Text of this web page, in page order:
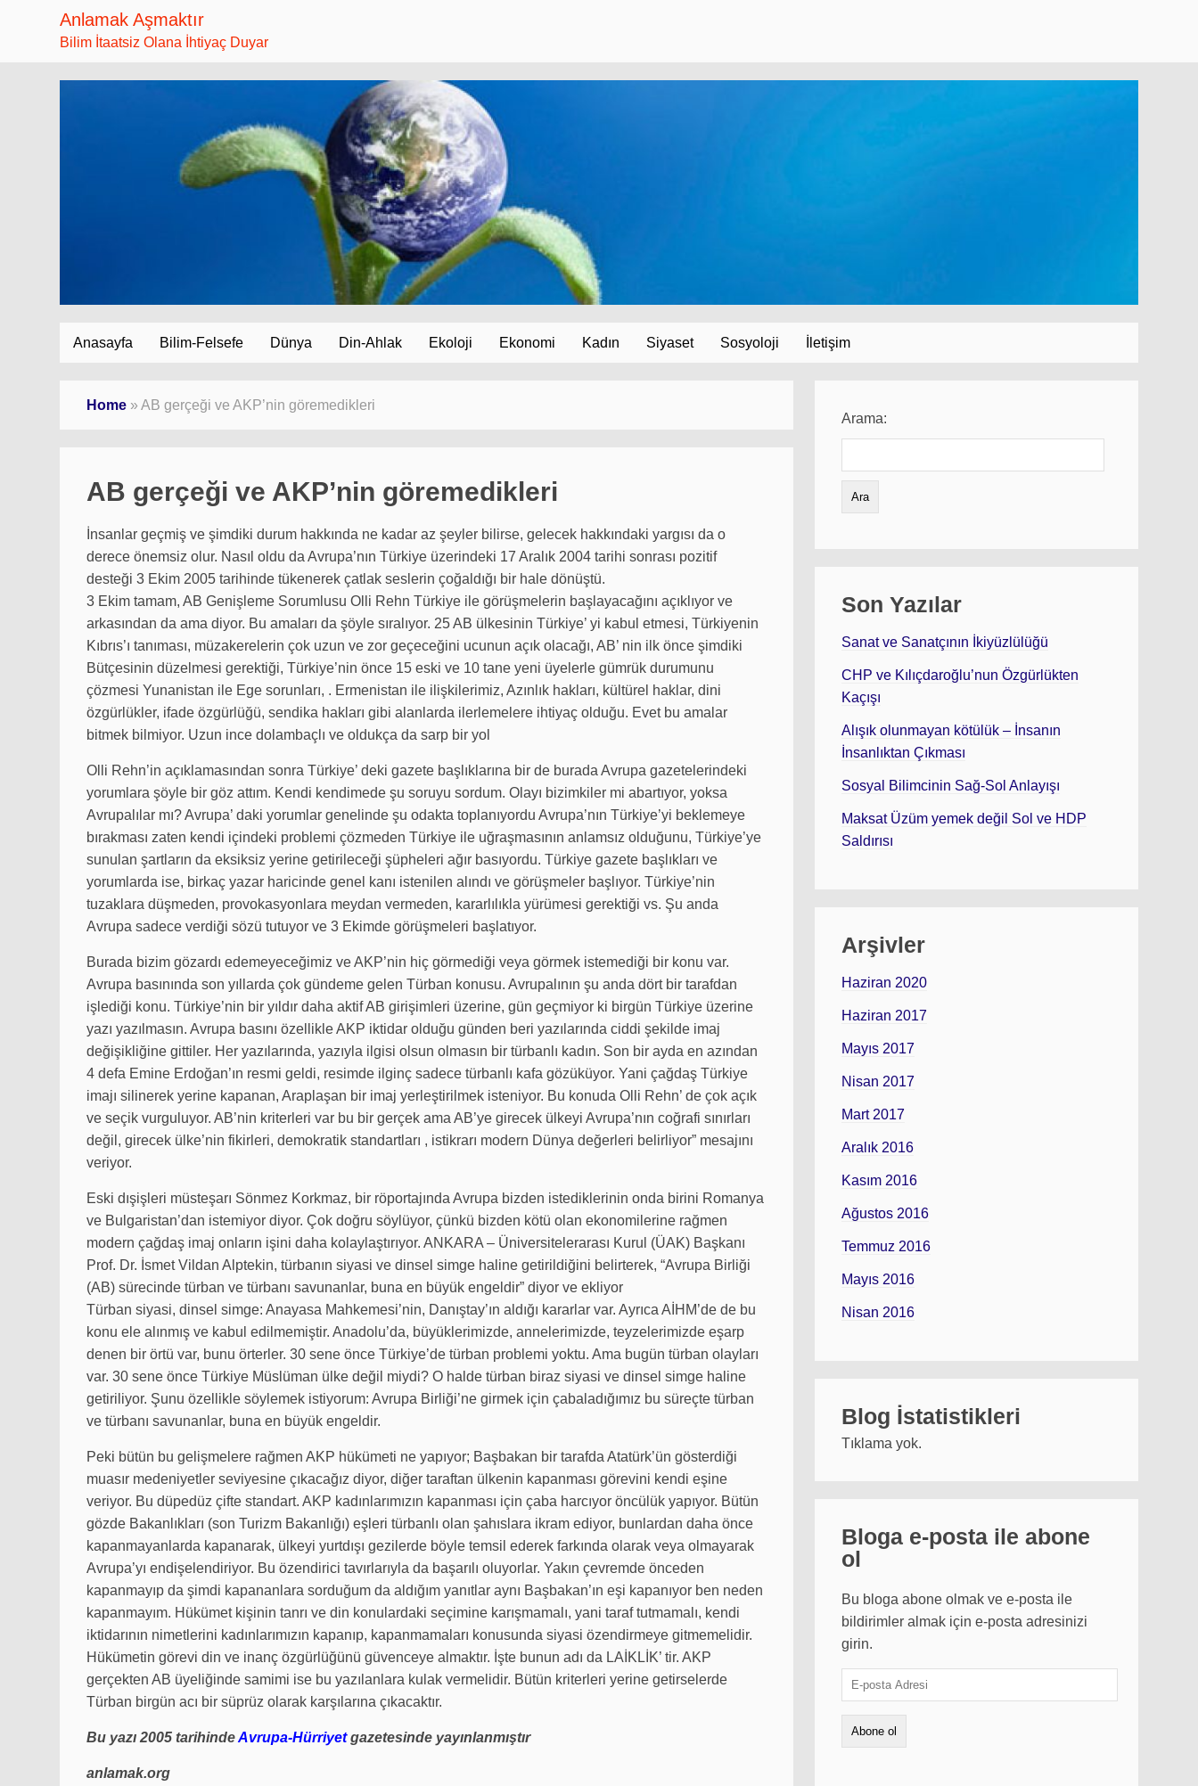
Anlamak Aşmaktır
Bilim İtaatsiz Olana İhtiyaç Duyar
Anasayfa Bilim-Felsefe Dünya Din-Ahlak Ekoloji Ekonomi Kadın Siyaset Sosyoloji İletişim
Home »AB gerçeği ve AKP’nin göremedikleri
AB gerçeği ve AKP’nin göremedikleri
İnsanlar geçmiş ve şimdiki durum hakkında ne kadar az şeyler bilirse, gelecek hakkındaki yargısı da o
derece önemsiz olur. Nasıl oldu da Avrupa’nın Türkiye üzerindeki 17 Aralık 2004 tarihi sonrası pozitif
desteği 3 Ekim 2005 tarihinde tükenerek çatlak seslerin çoğaldığı bir hale dönüştü.
3 Ekim tamam, AB Genişleme Sorumlusu Olli Rehn Türkiye ile görüşmelerin başlayacağını açıklıyor ve
arkasından da ama diyor. Bu amaları da şöyle sıralıyor. 25 AB ülkesinin Türkiye’ yi kabul etmesi, Türkiyenin
Kıbrıs’ı tanıması, müzakerelerin çok uzun ve zor geçeceğini ucunun açık olacağı, AB’ nin ilk önce şimdiki
Bütçesinin düzelmesi gerektiği, Türkiye’nin önce 15 eski ve 10 tane yeni üyelerle gümrük durumunu
çözmesi Yunanistan ile Ege sorunları, . Ermenistan ile ilişkilerimiz, Azınlık hakları, kültürel haklar, dini
özgürlükler, ifade özgürlüğü, sendika hakları gibi alanlarda ilerlemelere ihtiyaç olduğu. Evet bu amalar
bitmek bilmiyor. Uzun ince dolambaçlı ve oldukça da sarp bir yol
Olli Rehn’in açıklamasından sonra Türkiye’ deki gazete başlıklarına bir de burada Avrupa gazetelerindeki
yorumlara şöyle bir göz attım. Kendi kendimede şu soruyu sordum. Olayı bizimkiler mi abartıyor, yoksa
Avrupalılar mı? Avrupa’ daki yorumlar genelinde şu odakta toplanıyordu Avrupa’nın Türkiye’yi beklemeye
bırakması zaten kendi içindeki problemi çözmeden Türkiye ile uğraşmasının anlamsız olduğunu, Türkiye’ye
sunulan şartların da eksiksiz yerine getirileceği şüpheleri ağır basıyordu. Türkiye gazete başlıkları ve
yorumlarda ise, birkaç yazar haricinde genel kanı istenilen alındı ve görüşmeler başlıyor. Türkiye’nin
tuzaklara düşmeden, provokasyonlara meydan vermeden, kararlılıkla yürümesi gerektiği vs. Şu anda
Avrupa sadece verdiği sözü tutuyor ve 3 Ekimde görüşmeleri başlatıyor.
Burada bizim gözardı edemeyeceğimiz ve AKP’nin hiç görmediği veya görmek istemediği bir konu var.
Avrupa basınında son yıllarda çok gündeme gelen Türban konusu. Avrupalının şu anda dört bir tarafdan
işlediği konu. Türkiye’nin bir yıldır daha aktif AB girişimleri üzerine, gün geçmiyor ki birgün Türkiye üzerine
yazı yazılmasın. Avrupa basını özellikle AKP iktidar olduğu günden beri yazılarında ciddi şekilde imaj
değişikliğine gittiler. Her yazılarında, yazıyla ilgisi olsun olmasın bir türbanlı kadın. Son bir ayda en azından
4 defa Emine Erdoğan’ın resmi geldi, resimde ilginç sadece türbanlı kafa gözüküyor. Yani çağdaş Türkiye
imajı silinerek yerine kapanan, Araplaşan bir imaj yerleştirilmek isteniyor. Bu konuda Olli Rehn’ de çok açık
ve seçik vurguluyor. AB’nin kriterleri var bu bir gerçek ama AB’ye girecek ülkeyi Avrupa’nın coğrafi sınırları
değil, girecek ülke’nin fikirleri, demokratik standartları , istikrarı modern Dünya değerleri belirliyor” mesajını
veriyor.
Eski dışişleri müsteşarı Sönmez Korkmaz, bir röportajında Avrupa bizden istediklerinin onda birini Romanya
ve Bulgaristan’dan istemiyor diyor. Çok doğru söylüyor, çünkü bizden kötü olan ekonomilerine rağmen
modern çağdaş imaj onların işini daha kolaylaştırıyor. ANKARA – Üniversitelerarası Kurul (ÜAK) Başkanı
Prof. Dr. İsmet Vildan Alptekin, türbanın siyasi ve dinsel simge haline getirildiğini belirterek, “Avrupa Birliği
(AB) sürecinde türban ve türbanı savunanlar, buna en büyük engeldir” diyor ve ekliyor
Türban siyasi, dinsel simge: Anayasa Mahkemesi’nin, Danıştay’ın aldığı kararlar var. Ayrıca AİHM’de de bu
konu ele alınmış ve kabul edilmemiştir. Anadolu’da, büyüklerimizde, annelerimizde, teyzelerimizde eşarp
denen bir örtü var, bunu örterler. 30 sene önce Türkiye’de türban problemi yoktu. Ama bugün türban olayları
var. 30 sene önce Türkiye Müslüman ülke değil miydi? O halde türban biraz siyasi ve dinsel simge haline
getiriliyor. Şunu özellikle söylemek istiyorum: Avrupa Birliği’ne girmek için çabaladığımız bu süreçte türban
ve türbanı savunanlar, buna en büyük engeldir.
Peki bütün bu gelişmelere rağmen AKP hükümeti ne yapıyor; Başbakan bir tarafda Atatürk’ün gösterdiği
muasır medeniyetler seviyesine çıkacağız diyor, diğer taraftan ülkenin kapanması görevini kendi eşine
veriyor. Bu düpedüz çifte standart. AKP kadınlarımızın kapanması için çaba harcıyor öncülük yapıyor. Bütün
gözde Bakanlıkları (son Turizm Bakanlığı) eşleri türbanlı olan şahıslara ikram ediyor, bunlardan daha önce
kapanmayanlarda kapanarak, ülkeyi yurtdışı gezilerde böyle temsil ederek farkında olarak veya olmayarak
Avrupa’yı endişelendiriyor. Bu özendirici tavırlarıyla da başarılı oluyorlar. Yakın çevremde önceden
kapanmayıp da şimdi kapananlara sorduğum da aldığım yanıtlar aynı Başbakan’ın eşi kapanıyor ben neden
kapanmayım. Hükümet kişinin tanrı ve din konulardaki seçimine karışmamalı, yani taraf tutmamalı, kendi
iktidarının nimetlerini kadınlarımızın kapanıp, kapanmamaları konusunda siyasi özendirmeye gitmemelidir.
Hükümetin görevi din ve inanç özgürlüğünü güvenceye almaktır. İşte bunun adı da LAİKLİK’ tir. AKP
gerçekten AB üyeliğinde samimi ise bu yazılanlara kulak vermelidir. Bütün kriterleri yerine getirselerde
Türban birgün acı bir süprüz olarak karşılarına çıkacaktır.
Bu yazı 2005 tarihindeAvrupa-Hürriyetgazetesinde yayınlanmıştır
anlamak.org
Arama:
Son Yazılar
Sanat ve Sanatçının İkiyüzlülüğü
CHP ve Kılıçdaroğlu’nun Özgürlükten
Kaçışı
Alışık olunmayan kötülük – İnsanın
İnsanlıktan Çıkması
Sosyal Bilimcinin Sağ-Sol Anlayışı
Maksat Üzüm yemek değil Sol ve HDP
Saldırısı
Arşivler
Haziran 2020
Haziran 2017
Mayıs 2017
Nisan 2017
Mart 2017
Aralık 2016
Kasım 2016
Ağustos 2016
Temmuz 2016
Mayıs 2016
Nisan 2016
Blog İstatistikleri
Tıklama yok.
Bloga e-posta ile abone
ol
Bu bloga abone olmak ve e-posta ile
bildirimler almak için e-posta adresinizi
girin.
E-
posta
Adresi